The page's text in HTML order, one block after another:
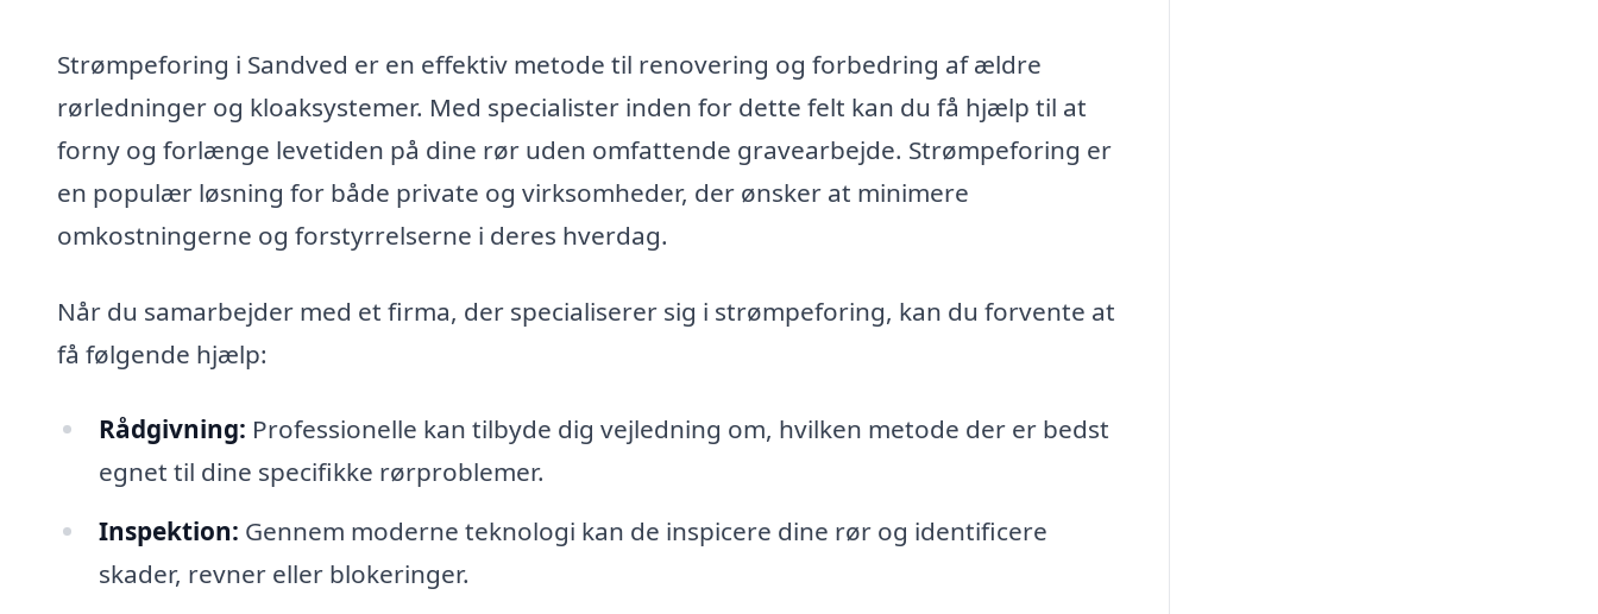
Strømpeforing i Sandved er en effektiv metode til renovering og forbedring af ældre
rørledninger og kloaksystemer. Med specialister inden for dette felt kan du få hjælp til at
forny og forlænge levetiden på dine rør uden omfattende gravearbejde. Strømpeforing er
en populær løsning for både private og virksomheder, der ønsker at minimere
omkostningerne og forstyrrelserne i deres hverdag.
Når du samarbejder med et firma, der specialiserer sig i strømpeforing, kan du forvente at
få følgende hjælp:
Rådgivning: Professionelle kan tilbyde dig vejledning om, hvilken metode der er bedst
egnet til dine specifikke rørproblemer.
Inspektion: Gennem moderne teknologi kan de inspicere dine rør og identificere
skader, revner eller blokeringer.